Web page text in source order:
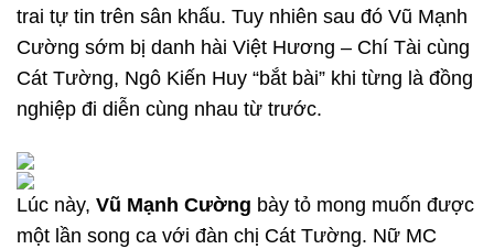
trai tự tin trên sân khấu. Tuy nhiên sau đó Vũ Mạnh
Cường sớm bị danh hài Việt Hương – Chí Tài cùng
Cát Tường, Ngô Kiến Huy “bắt bài” khi từng là đồng
nghiệp đi diễn cùng nhau từ trước.
Lúc này, Vũ Mạnh Cường bày tỏ mong muốn được
một lần song ca với đàn chị Cát Tường. Nữ MC